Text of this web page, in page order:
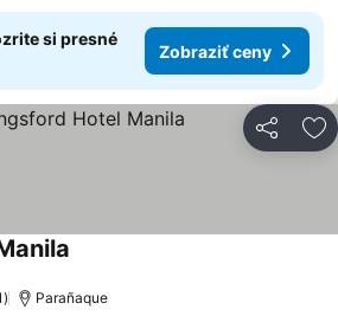
si presné
Zobraziť ceny
Zdieľať
Parañaque